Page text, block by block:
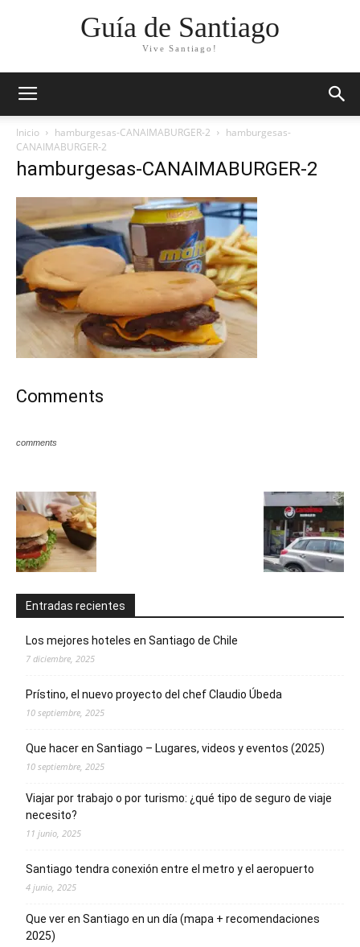
Guía de Santiago
Vive Santiago!
Inicio hamburgesas-CANAIMABURGER-2
hamburgesas-
CANAIMABURGER-2
hamburgesas-CANAIMABURGER-2
Comments
comments
Entradas recientes
Los mejores hoteles en Santiago de Chile
7 diciembre, 2025
Prístino, el nuevo proyecto del chef Claudio Úbeda
10 septiembre, 2025
Que hacer en Santiago – Lugares, videos y eventos (2025)
10 septiembre, 2025
Viajar por trabajo o por turismo: ¿qué tipo de seguro de viaje
necesito?
11 junio, 2025
Santiago tendra conexión entre el metro y el aeropuerto
4 junio, 2025
Que ver en Santiago en un día (mapa + recomendaciones
2025)